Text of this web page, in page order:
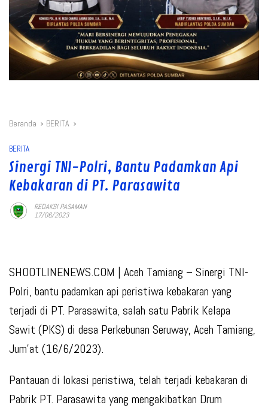
Beranda BERITA
BERITA
Sinergi TNI-Polri, Bantu Padamkan Api
Kebakaran di PT. Parasawita
REDAKSI PASAMAN
17/06/2023
SHOOTLINENEWS.COM | Aceh Tamiang – Sinergi TNI-
Polri, bantu padamkan api peristiwa kebakaran yang
terjadi di PT. Parasawita, salah satu Pabrik Kelapa
Sawit (PKS) di desa Perkebunan Seruway, Aceh Tamiang,
Jum’at (16/6/2023).
Pantauan di lokasi peristiwa, telah terjadi kebakaran di
Pabrik PT. Parasawita yang mengakibatkan Drum